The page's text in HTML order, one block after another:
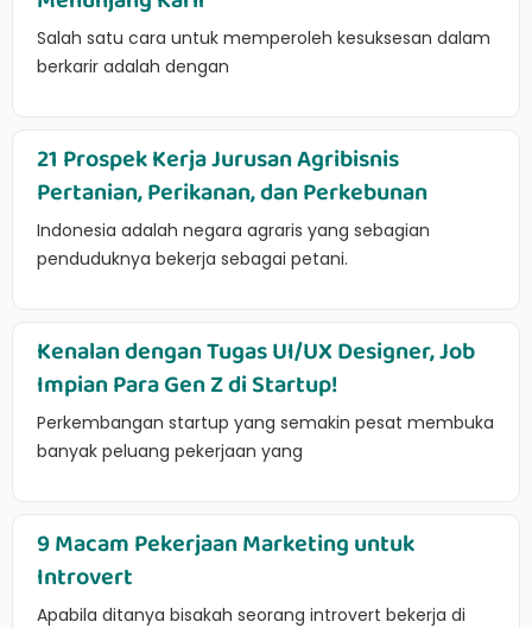
Salah satu cara untuk memperoleh kesuksesan dalam
berkarir adalah dengan
21 Prospek Kerja Jurusan Agribisnis
Pertanian, Perikanan, dan Perkebunan
Indonesia adalah negara agraris yang sebagian
penduduknya bekerja sebagai petani.
Kenalan dengan Tugas UI/UX Designer, Job
Impian Para Gen Z di Startup!
Perkembangan startup yang semakin pesat membuka
banyak peluang pekerjaan yang
9 Macam Pekerjaan Marketing untuk
Introvert
Apabila ditanya bisakah seorang introvert bekerja di